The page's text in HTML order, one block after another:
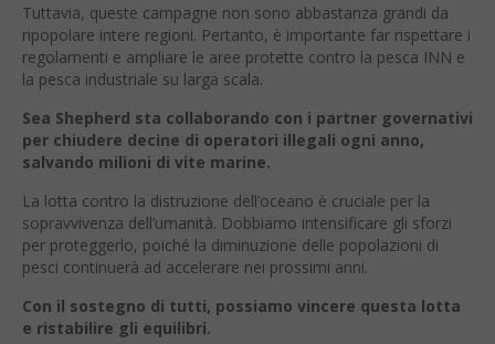
Tuttavia, queste campagne non sono abbastanza grandi da
ripopolare intere regioni. Pertanto, è importante far rispettare i
regolamenti e ampliare le aree protette contro la pesca INN e
la pesca industriale su larga scala.
Sea Shepherd sta collaborando con i partner governativi
per chiudere decine di operatori illegali ogni anno,
salvando milioni di vite marine.
La lotta contro la distruzione dell’oceano è cruciale per la
sopravvivenza dell’umanità. Dobbiamo intensificare gli sforzi
per proteggerlo, poiché la diminuzione delle popolazioni di
pesci continuerà ad accelerare nei prossimi anni.
Con il sostegno di tutti, possiamo vincere questa lotta
e ristabilire gli equilibri.